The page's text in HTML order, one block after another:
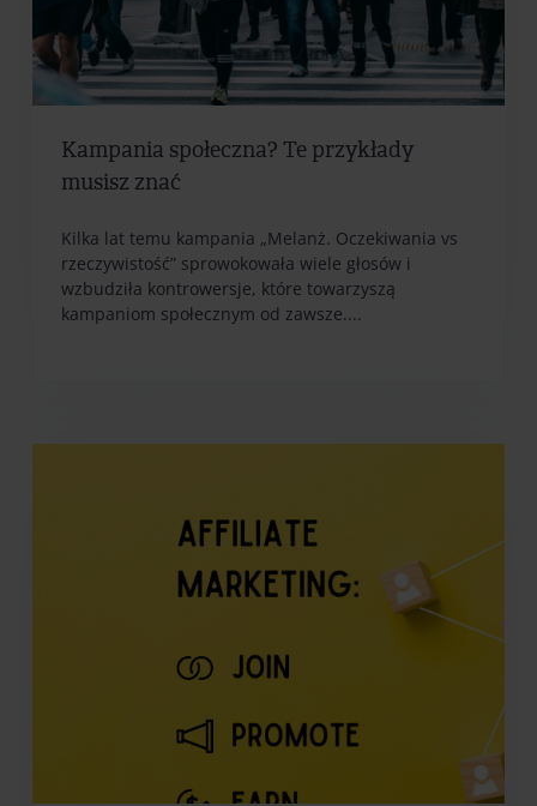
Kampania społeczna? Te przykłady
musisz znać
Kilka lat temu kampania „Melanż. Oczekiwania vs
rzeczywistość” sprowokowała wiele głosów i
wzbudziła kontrowersje, które towarzyszą
kampaniom społecznym od zawsze....